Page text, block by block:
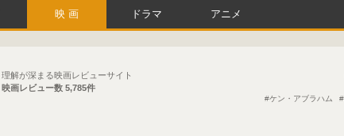
映画 ドラマ アニメ
理解が深まる映画レビューサイト
映画レビュー数 5,785件
ケン・アブラハム